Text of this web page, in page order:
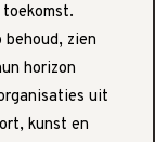
zien
horizon
uit
kunst en